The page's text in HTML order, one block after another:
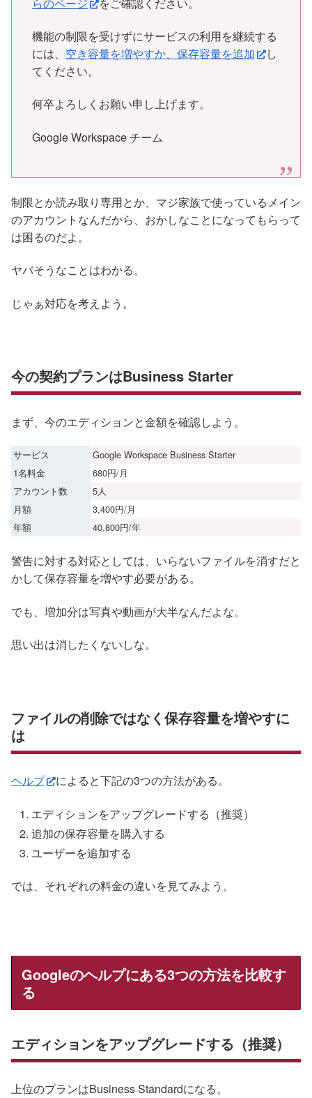
機能の制限を受けずにサービスの利用を継続する
には、 空き容量を増やすか、保存容量を追加
し
てください。
何卒よろしくお願い申し上げます。
Google Workspace チーム
制限とか読み取り専用とか、マジ家族で使っているメイン
のアカウントなんだから、おかしなことになってもらって
は困るのだよ。
ヤバそうなことはわかる。
じゃぁ対応を考えよう。
今の契約プランはBusiness Starter
まず、今のエディションと金額を確認しよう。
サービス
Google Workspace Business Starter
1名料金
680円/月
アカウント数
5人
月額
3,400円/月
年額
40,800円/年
警告に対する対応としては、いらないファイルを消すだと
かして保存容量を増やす必要がある。
でも、増加分は写真や動画が大半なんだよな。
思い出は消したくないしな。
ファイルの削除ではなく保存容量を増やすに
は
ヘルプ によると下記の3つの方法がある。
エディションをアップグレードする（推奨）
追加の保存容量を購入する
ユーザーを追加する
では、それぞれの料金の違いを見てみよう。
Googleのヘルプにある3つの方法を比較す
る
エディションをアップグレードする（推奨）
上位のプランはBusiness Standardになる。